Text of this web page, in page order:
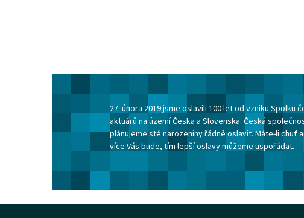
27. února 2019 jsme oslavili 100 let od vzniku
aktuárů na území Česka a Slovenska. Česká
plánujeme sté narozeniny řádně oslavit. Máte-li chuť
více Vás bude, tím lepší oslavy můžeme uspořádat.